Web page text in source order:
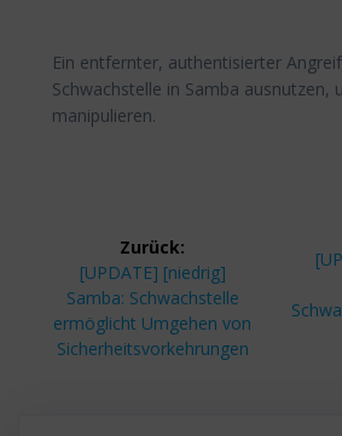
Ein entfernter, authentisierter
Schwachstelle in Samba ausnutzen,
manipulieren.
Zurück:
Vorheriger
Beitrag:
[UPDATE] [niedrig]
Samba: Schwachstelle
ermöglicht Umgehen von
Sicherheitsvorkehrungen